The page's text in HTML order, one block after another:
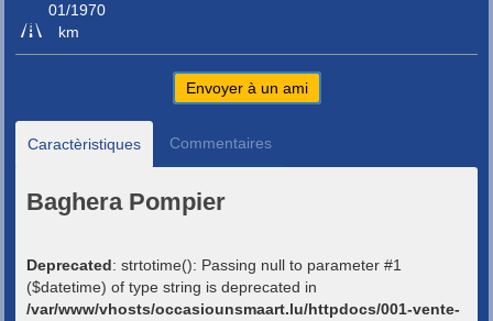
01/1970
km
Envoyer à un ami
Caractèristiques Commentaires
Baghera Pompier
Deprecated: strtotime(): Passing null to parameter #1
($datetime) of type string is deprecated in
/var/www/vhosts/occasiounsmaart.lu/httpdocs/001-vente-